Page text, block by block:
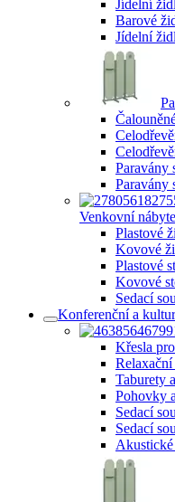
Jídelní
Barové
Jídelní
Paravány
Paravány
Venkovní
Plastové
Kovové
Plastové
Kovové
Sedací
Konferenční a
Křesla
Relaxační
Taburety
Pohovky
Sedací
Sedací
Akustické